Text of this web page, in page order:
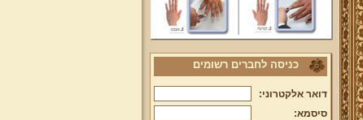
כניסה לחברים רשומים
דואר אלקטרוני:
סיסמא: